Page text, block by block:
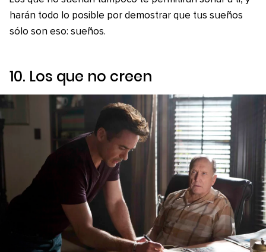
harán todo lo posible por demostrar que tus sueños
sólo son eso: sueños.
10. Los que no creen